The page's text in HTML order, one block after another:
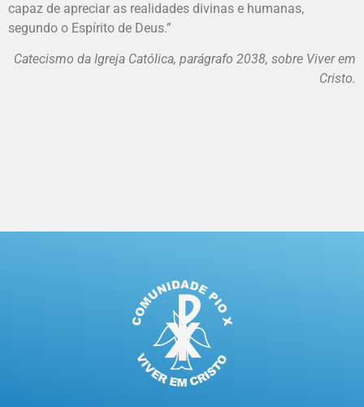
capaz de apreciar as realidades divinas e humanas,
segundo o Espírito de Deus.”
Catecismo da Igreja Católica, parágrafo 2038, sobre Viver em
Cristo.